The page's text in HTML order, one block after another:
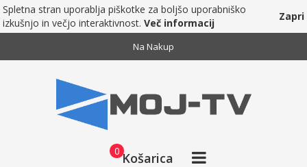
Spletna stran uporablja piškotke za boljšo uporabniško
izkušnjo in večjo interaktivnost. Več informacij
Zapri
Na Nakup
Košarica
0